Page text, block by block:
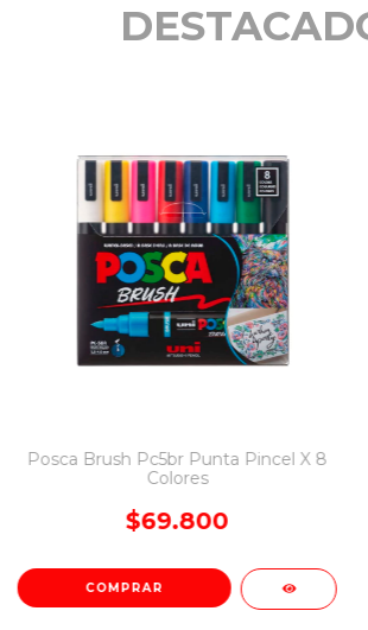
Posca Brush Pc5br Punta Pincel X 8
Colores
$69.800